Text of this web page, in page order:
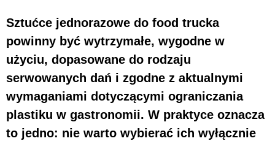
Sztućce jednorazowe do food trucka
powinny być wytrzymałe, wygodne w
użyciu, dopasowane do rodzaju
serwowanych dań i zgodne z aktualnymi
wymaganiami dotyczącymi ograniczania
plastiku w gastronomii. W praktyce oznacza
to jedno: nie warto wybierać ich wyłącznie